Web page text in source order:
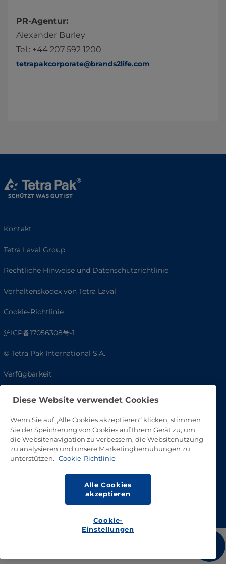
PR-Agentur:
Alexander Burley
Tel.: +44 207 592 1200
tetrapakcorporate@brands2life.com
Kontakt
Tetra Laval Group
Rechtliche Hinweise und Datenschutzrichtlinie
Verhaltenskodex von Tetra Laval
Cookie-Richtlinie
沪ICP备17056308号-1
© Tetra Pak International S.A.
Verfügbarkeit
Häufig gestellte Fragen
Diese Website verwendet Cookies
Wenn Sie auf „Alle Cookies akzeptieren“ klicken, stimmen
Sie der Speicherung von Cookies auf Ihrem Gerät zu, um
die Websitenavigation zu verbessern, die Websitenutzung
zu analysieren und unsere Marketingbemühungen zu
unterstützen. Cookie-Richtlinie
Alle Cookies
akzeptieren
Cookie-
Einstellungen